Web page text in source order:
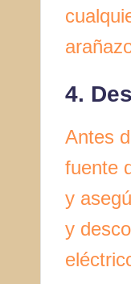
4.
Antes
fuente
y
y